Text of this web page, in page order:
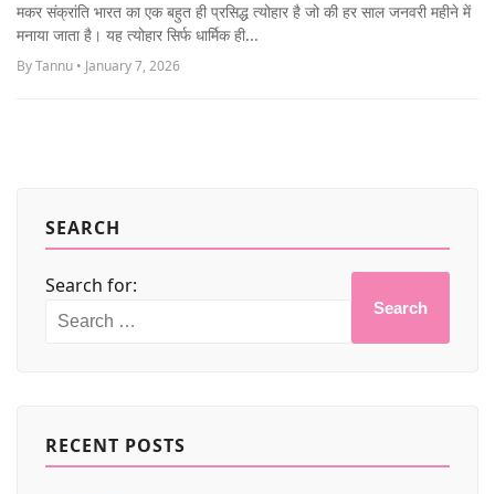
MORE
मकर संक्रांति भारत का एक बहुत ही प्रसिद्ध त्योहार है जो की हर साल जनवरी महीने में
मनाया जाता है। यह त्योहार सिर्फ धार्मिक ही...
By Tannu • January 7, 2026
SEARCH
Search for:
Search
RECENT POSTS